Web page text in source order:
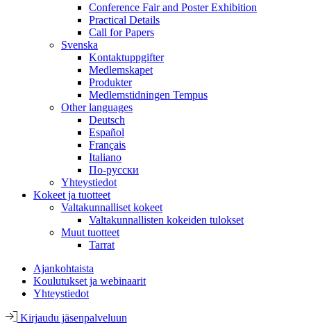
Conference Fair and Poster Exhibition
Practical Details
Call for Papers
Svenska
Kontaktuppgifter
Medlemskapet
Produkter
Medlemstidningen Tempus
Other languages
Deutsch
Español
Français
Italiano
По-русски
Yhteystiedot
Kokeet ja tuotteet
Valtakunnalliset kokeet
Valtakunnallisten kokeiden tulokset
Muut tuotteet
Tarrat
Ajankohtaista
Koulutukset ja webinaarit
Yhteystiedot
Kirjaudu jäsenpalveluun